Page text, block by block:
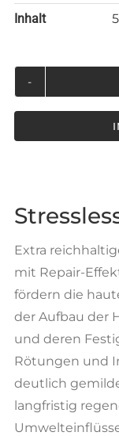
Inhalt
Extra
mit Repair-
fördern die
der Aufbau der
und deren
Rötungen und
deutlich
langfristig